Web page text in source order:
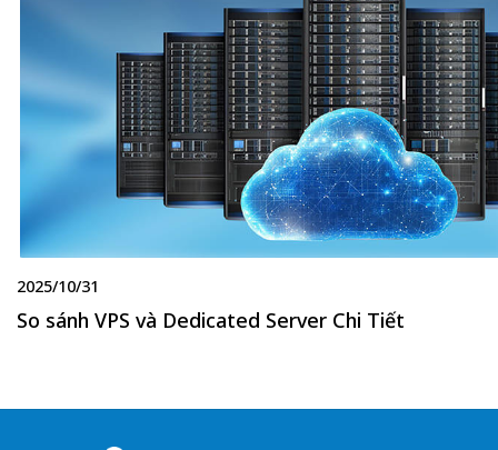
2025/10/31
So sánh VPS và Dedicated Server Chi Tiết